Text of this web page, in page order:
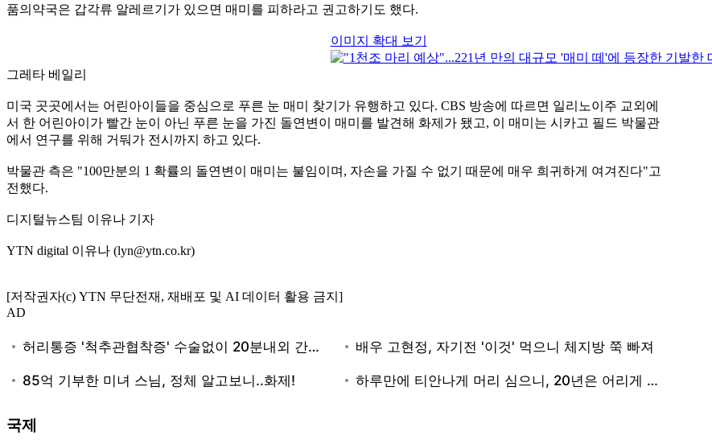
품의약국은 갑각류 알레르기가 있으면 매미를 피하라고 권고하기도 했다.
이미지 확대 보기
그레타 베일리
미국 곳곳에서는 어린아이들을 중심으로 푸른 눈 매미 찾기가 유행하고 있다. CBS 방송에 따르면 일리노이주 교외에
서 한 어린아이가 빨간 눈이 아닌 푸른 눈을 가진 돌연변이 매미를 발견해 화제가 됐고, 이 매미는 시카고 필드 박물관
에서 연구를 위해 거둬가 전시까지 하고 있다.
박물관 측은 "100만분의 1 확률의 돌연변이 매미는 불임이며, 자손을 가질 수 없기 때문에 매우 희귀하게 여겨진다"고
전했다.
디지털뉴스팀 이유나 기자
YTN digital 이유나 (lyn@ytn.co.kr)
[저작권자(c) YTN 무단전재, 재배포 및 AI 데이터 활용 금지]
AD
국제